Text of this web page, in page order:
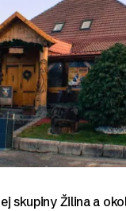
skupiny Žilina a